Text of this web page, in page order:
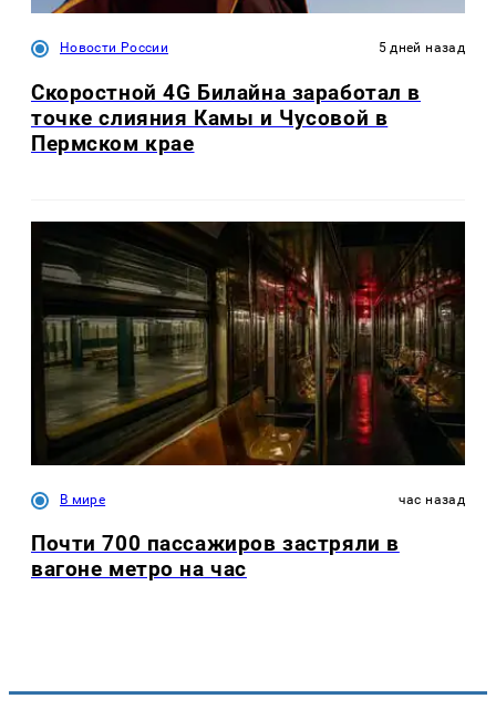
Новости России 5 дней назад
Скоростной 4G Билайна заработал в
точке слияния Камы и Чусовой в
Пермском крае
В мире час назад
Почти 700 пассажиров застряли в
вагоне метро на час